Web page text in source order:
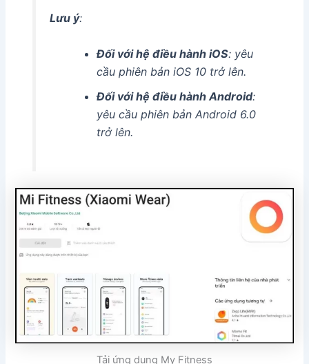
Lưu ý:
Đối với hệ điều hành iOS: yêu
cầu phiên bản iOS 10 trở lên.
Đối với hệ điều hành Android:
yêu cầu phiên bản Android 6.0
trở lên.
Tải ứng dụng My Fitness